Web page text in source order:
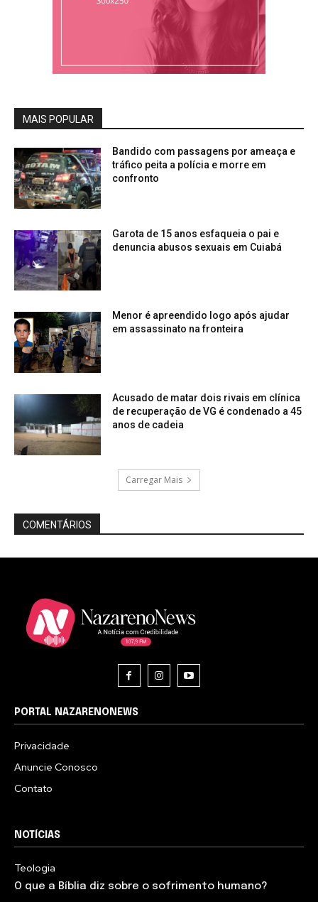
MAIS POPULAR
Bandido com passagens por ameaça e
tráfico peita a polícia e morre em
confronto
Garota de 15 anos esfaqueia o pai e
denuncia abusos sexuais em Cuiabá
Menor é apreendido logo após ajudar
em assassinato na fronteira
Acusado de matar dois rivais em clínica
de recuperação de VG é condenado a 45
anos de cadeia
Carregar Mais
COMENTÁRIOS
PORTAL NAZARENONEWS
Privacidade
Anuncie Conosco
Contato
NOTÍCIAS
Teologia
O que a Bíblia diz sobre o sofrimento humano?